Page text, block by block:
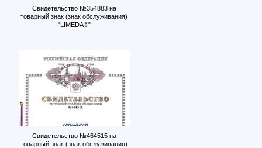
Свидетельство №354883 на
товарный знак (знак обслуживания)
"LIMEDA®"
Свидетельство №464515 на
товарный знак (знак обслуживания)